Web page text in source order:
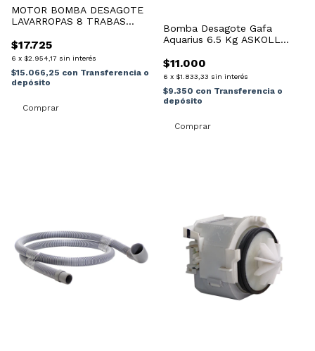
MOTOR BOMBA DESAGOTE
LAVARROPAS 8 TRABAS
$17.725
6 x $2.954,17 sin interés
$15.066,25 con Transferencia o
depósito
Bomba Desagote Gafa
Aquarius 6.5 Kg ASKOLL
$11.000
6 x $1.833,33 sin interés
$9.350 con Transferencia o
depósito